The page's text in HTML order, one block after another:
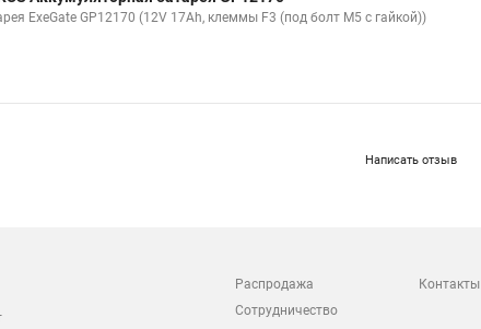
ExeGate GP12170 (12V 17Ah, клеммы F3 (под болт М5 с гайкой))
Написать отзыв
Распродажа
Сотрудничество
Контакты